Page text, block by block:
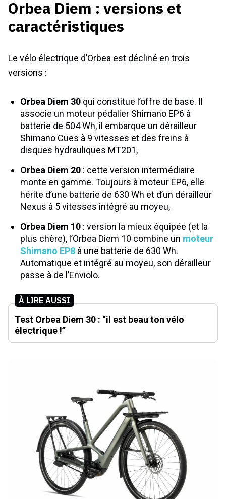
Orbea Diem : versions et
caractéristiques
Le vélo électrique d’Orbea est décliné en trois
versions :
Orbea Diem 30 qui constitue l’offre de base. Il
associe un moteur pédalier Shimano EP6 à
batterie de 504 Wh, il embarque un dérailleur
Shimano Cues à 9 vitesses et des freins à
disques hydrauliques MT201,
Orbea Diem 20 : cette version intermédiaire
monte en gamme. Toujours à moteur EP6, elle
hérite d’une batterie de 630 Wh et d’un dérailleur
Nexus à 5 vitesses intégré au moyeu,
Orbea Diem 10 : version la mieux équipée (et la
plus chère), l’Orbea Diem 10 combine un moteur
Shimano EP8 à une batterie de 630 Wh.
Automatique et intégré au moyeu, son dérailleur
passe à de l’Enviolo.
À LIRE AUSSI
Test Orbea Diem 30 : “il est beau ton vélo
électrique !”